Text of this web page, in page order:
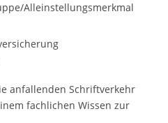
Alleinstellungsmerkmal
anfallenden Schriftverkehr
fachlichen Wissen zur